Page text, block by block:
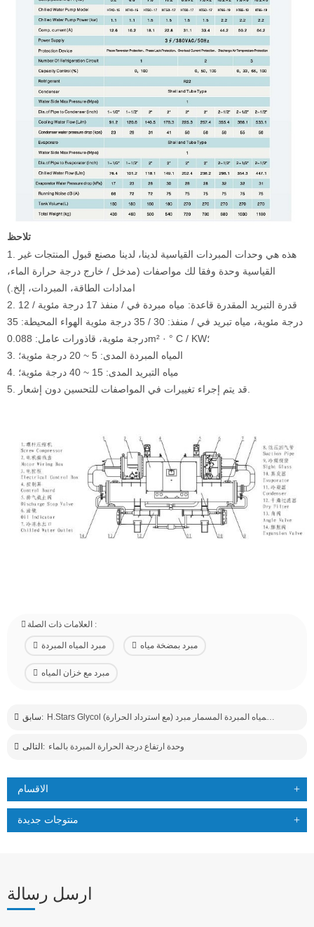
تلاحظ
1. هذه هي وحدات المبردات القياسية لدينا، لدينا مصنع قبول المنتجات غير
القياسية وحدة وفقا لك مواصفات (مدخل / خارج درجة حرارة الماء،
امدادات الطاقة، المبردات، إلخ.)
2. قدرة التبريد المقدرة قاعدة: مياه مبردة في / منفذ 17 درجة مئوية / 12
درجة مئوية، مياه تبريد في / منفذ: 30 / 35 درجة مئوية الهواء المحيطة: 35
درجة مئوية، قاذورات عامل: 0.088m² · ° C / KW؛
3. المياه المبردة المدى: 5 ~ 20 درجة مئوية؛
4. مياه التبريد المدى: 15 ~ 40 درجة مئوية؛
العلامات ذات الصلة :
مبرد المياه المبردة مبرد بمضخة مياه
مبرد مع خزان المياه
سابق: H.stars Glycol مبرد انخفاض درجة حرارة المياه المبردة المسمار مبرد (مع استرداد الحرارة)
التالى: وحدة ارتفاع درجة الحرارة المبردة بالماء
الاقسام
منتوجات جديدة
ارسل رسالة